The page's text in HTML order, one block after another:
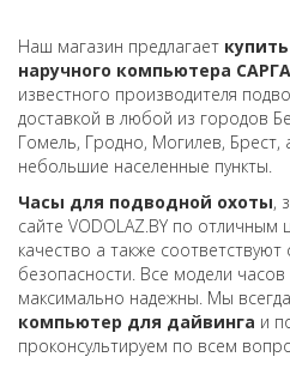
Наш магазин предлагает
наручного компьютера
известного производителя
доставкой в любой из городов
Гомель, Гродно, Могилев, Брест,
небольшие населенные пункты.
Часы для подводной охоты,
сайте VODOLAZ.BY по
качество а также
безопасности. Все модели
максимально надежны. Мы
компьютер для дайвинга и
проконсультируем по всем